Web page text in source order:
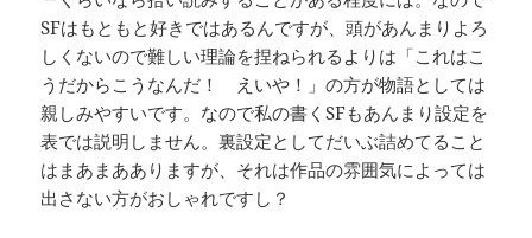
SFはもともと好きではあるんですが、頭があんまりよろ
しくないので難しい理論を捏ねられるよりは「これはこ
うだからこうなんだ！ えいや！」の方が物語としては
親しみやすいです。なので私の書くSFもあんまり設定を
表では説明しません。裏設定としてだいぶ詰めてること
はまあまあありますが、それは作品の雰囲気によっては
出さない方がおしゃれですし？